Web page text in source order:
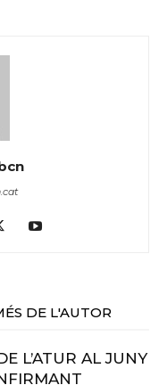
DE L'AUTOR
L’ATUR AL JUNY